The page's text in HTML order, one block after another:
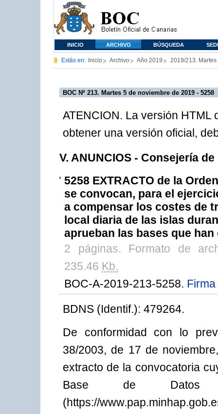
INICIO ARCHIVO BÚSQUEDA
Estás en: Inicio Archivo Año 2019 2019/213.
BOC Nº 213. Martes 5 de noviembre de 2019 - 5258
ATENCION. La versión HTML
obtener una versión oficial,
V. ANUNCIOS - Consejería
5258 EXTRACTO de la
se convocan, para el
a compensar los costes de
local diaria de las islas
aprueban las bases que
2 páginas. Formato de
235.46 Kb.
BOC-A-2019-213-5258.
BDNS (Identif.): 479264.
De conformidad con lo
38/2003, de 17 de
extracto de la convocatoria
Base de Datos
(https://